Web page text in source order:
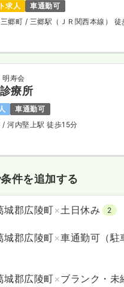
求人
車通勤可
郷町 / 三郷駅（ＪＲ関西本線） 徒
明寿会
療所
車通勤可
/ 河内堅上駅 徒歩15分
件を追加する
城郡広陵町×土日休み 2
城郡広陵町×車通勤可（駐
城郡広陵町×ブランク・未